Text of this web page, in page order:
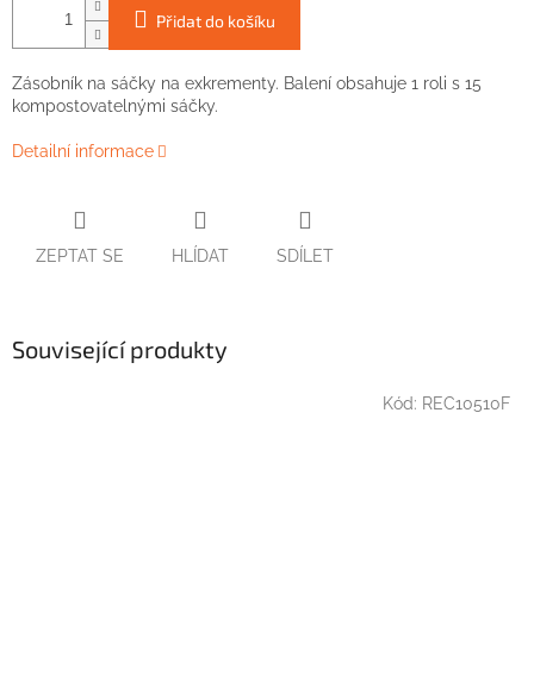
Přidat do košíku
Zásobník na sáčky na exkrementy. Balení obsahuje 1 roli s 15
kompostovatelnými sáčky.
Detailní informace
ZEPTAT SE HLÍDAT SDÍLET
Související produkty
Kód: REC10510F